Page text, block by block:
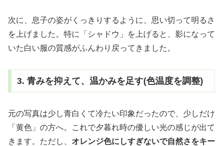
次に、息子の姿がくっきりするように、思い切って明るさ
を上げました。特に「シャドウ」を上げると、影になって
いた白い服の質感がふんわり戻ってきました。
3. 青みを抑えて、温かみを足す(色温度を調整)
元の写真は少し青白くて冷たい印象だったので、少しだけ
「黄色」の方へ。これで夕暮れ時の優しい光の感じが出て
きます。ただし、 オレンジ色にしすぎないで自然さをキー